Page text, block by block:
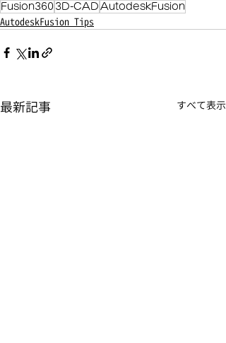
Fusion360 3D-CAD AutodeskFusion
AutodeskFusion Tips
最新記事 すべて表示